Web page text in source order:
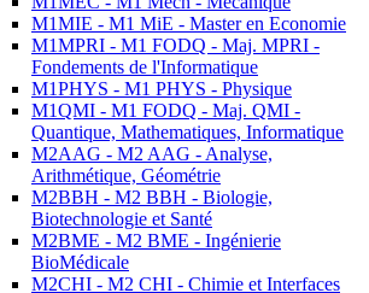
M1MIE - M1 MiE - Master en Economie
M1MPRI - M1 FODQ - Maj. MPRI -
Fondements de l'Informatique
M1PHYS - M1 PHYS - Physique
M1QMI - M1 FODQ - Maj. QMI -
Quantique, Mathematiques, Informatique
M2AAG - M2 AAG - Analyse,
Arithmétique, Géométrie
M2BBH - M2 BBH - Biologie,
Biotechnologie et Santé
M2BME - M2 BME - Ingénierie
BioMédicale
M2CHI - M2 CHI - Chimie et Interfaces